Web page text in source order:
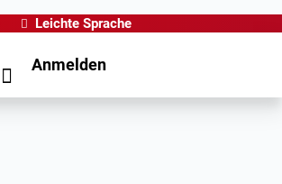
Leichte Sprache
Anmelden